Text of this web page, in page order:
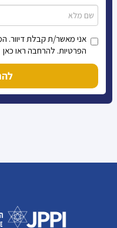
אני מאשר/ת קבלת דיוור.
הפרטיות. להרחבה ראו כאן